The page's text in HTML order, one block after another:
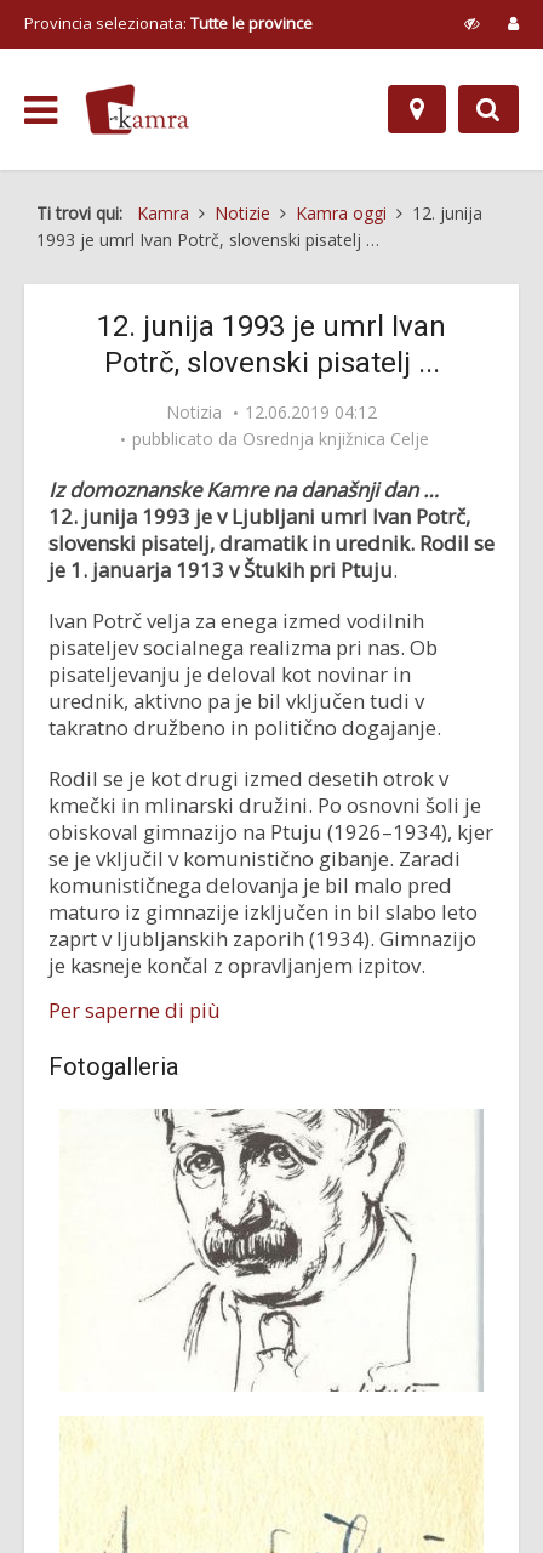
Provincia selezionata: Tutte le province
Ti trovi qui: Kamra Notizie Kamra oggi
12. junija
1993 je umrl Ivan Potrč, slovenski pisatelj …
12. junija 1993 je umrl Ivan
Potrč, slovenski pisatelj ...
Notizia
12.06.2019 04:12
pubblicato da Osrednja knjižnica Celje
Iz domoznanske Kamre na današnji dan …
12. junija 1993 je v Ljubljani umrl Ivan Potrč,
slovenski pisatelj, dramatik in urednik. Rodil se
je 1. januarja 1913 v Štukih pri Ptuju.
Ivan Potrč velja za enega izmed vodilnih
pisateljev socialnega realizma pri nas. Ob
pisateljevanju je deloval kot novinar in
urednik, aktivno pa je bil vključen tudi v
takratno družbeno in politično dogajanje.
Rodil se je kot drugi izmed desetih otrok v
kmečki in mlinarski družini. Po osnovni šoli je
obiskoval gimnazijo na Ptuju (1926–1934), kjer
se je vključil v komunistično gibanje. Zaradi
komunističnega delovanja je bil malo pred
maturo iz gimnazije izključen in bil slabo leto
zaprt v ljubljanskih zaporih (1934). Gimnazijo
je kasneje končal z opravljanjem izpitov.
Per saperne di più
Fotogalleria